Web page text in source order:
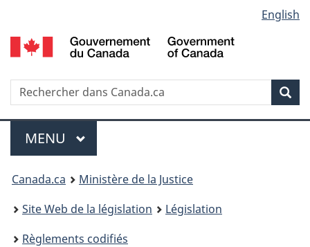
au
contenu
propos
de
la
HTML
simplifiée
selection
English
Recherche
Menu
MENU PRINCIPAL
You
are
here:
Canada.ca
Ministère de la Justice
Site Web de la législation
Législation
Règlements codifiés